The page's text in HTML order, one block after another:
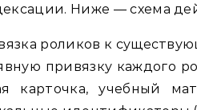
Ниже — схема
роликов к
привязку каждого
карточка, учебный